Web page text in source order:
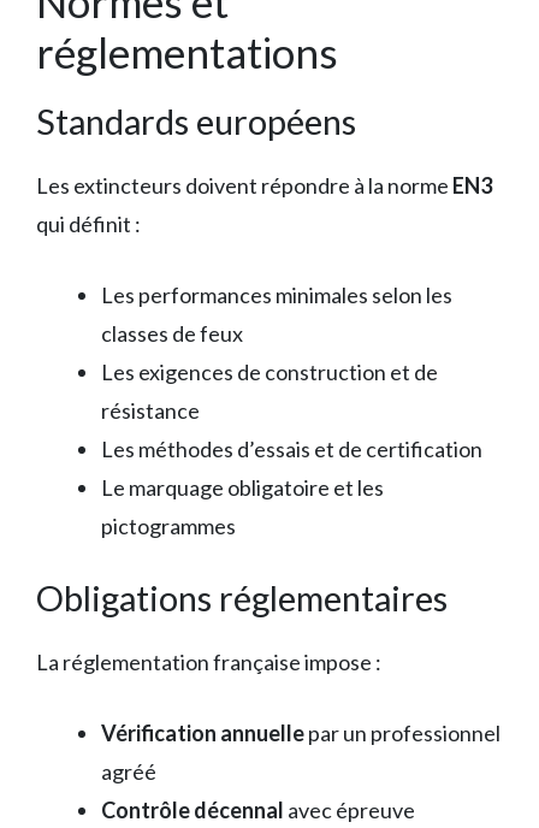
réglementations
Standards européens
Les extincteurs doivent répondre à la norme EN3
qui définit :
Les performances minimales selon les
classes de feux
Les exigences de construction et de
résistance
Les méthodes d’essais et de certification
Le marquage obligatoire et les
pictogrammes
Obligations réglementaires
La réglementation française impose :
Vérification annuellepar un professionnel
agréé
Contrôle décennal avec épreuve